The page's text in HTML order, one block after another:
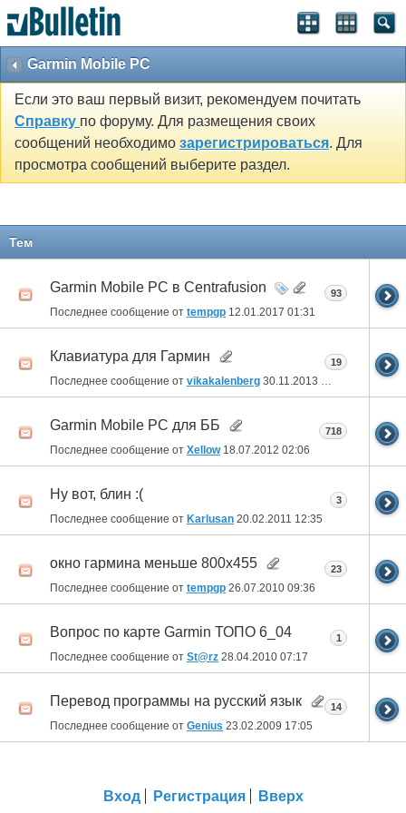
Garmin Mobile PC
Если это ваш первый визит, рекомендуем почитать
Справку по форуму. Для размещения своих
сообщений необходимо зарегистрироваться. Для
просмотра сообщений выберите раздел.
Тем
Garmin Mobile PC в Centrafusion
Последнее сообщение от tempgp 12.01.2017 01:31
93
Клавиатура для Гармин
Последнее сообщение от vikakalenberg 30.11.2013
19
Garmin Mobile PC для ББ
Последнее сообщение от Xellow18.07.2012 02:06
718
Ну вот, блин :(
Последнее сообщение от Karlusan 20.02.2011 12:35
3
окно гармина меньше 800х455
Последнее сообщение от tempgp 26.07.2010 09:36
23
Вопрос по карте Garmin ТОПО 6_04
Последнее сообщение от St@rz 28.04.2010 07:17
1
Перевод программы на русский язык
Последнее сообщение от Genius 23.02.2009 17:05
14
Вход Регистрация Вверх